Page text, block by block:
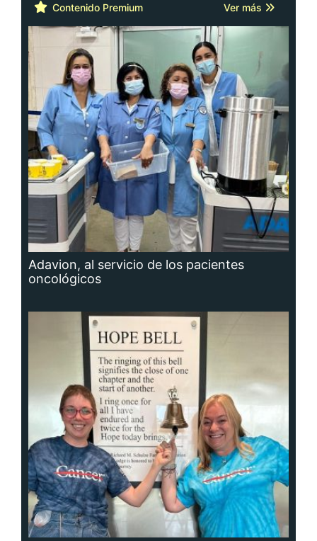
Contenido Premium Ver más
Adavion, al servicio de los pacientes
oncológicos